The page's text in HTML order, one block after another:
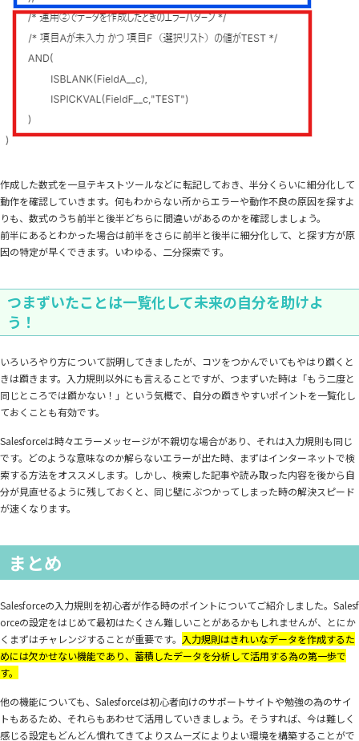
作成した数式を一旦テキストツールなどに転記しておき、半分くらいに細分化して
動作を確認していきます。何もわからない所からエラーや動作不良の原因を探すよ
りも、数式のうち前半と後半どちらに間違いがあるのかを確認しましょう。
前半にあるとわかった場合は前半をさらに前半と後半に細分化して、と探す方が原
因の特定が早くできます。いわゆる、二分探索です。
つまずいたことは一覧化して未来の自分を助けよ
う！
いろいろやり方について説明してきましたが、コツをつかんでいてもやはり躓くと
きは躓きます。入力規則以外にも言えることですが、つまずいた時は「もう二度と
同じところでは躓かない！」という気概で、自分の躓きやすいポイントを一覧化し
ておくことも有効です。
Salesforceは時々エラーメッセージが不親切な場合があり、それは入力規則も同じ
です。どのような意味なのか解らないエラーが出た時、まずはインターネットで検
索する方法をオススメします。しかし、検索した記事や読み取った内容を後から自
分が見直せるように残しておくと、同じ壁にぶつかってしまった時の解決スピード
が速くなります。
まとめ
Salesforceの入力規則を初心者が作る時のポイントについてご紹介しました。Salesf
orceの設定をはじめて最初はたくさん難しいことがあるかもしれませんが、とにか
くまずはチャレンジすることが重要です。 入力規則はきれいなデータを作成するた
めには欠かせない機能であり、蓄積したデータを分析して活用する為の第一歩で
す。
他の機能についても、Salesforceは初心者向けのサポートサイトや勉強の為のサイ
トもあるため、それらもあわせて活用していきましょう。そうすれば、今は難しく
感じる設定もどんどん慣れてきてよりスムーズによりよい環境を構築することがで